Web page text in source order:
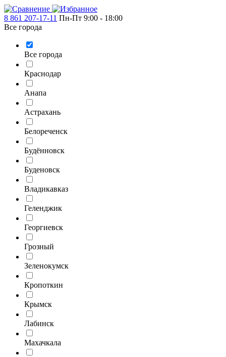
8 861 207-17-11 Пн-Пт 9:00 - 18:00
Все города
Все города
Краснодар
Анапа
Астрахань
Белореченск
Будённовск
Буденовск
Владикавказ
Геленджик
Георгиевск
Грозный
Зеленокумск
Кропоткин
Крымск
Лабинск
Махачкала